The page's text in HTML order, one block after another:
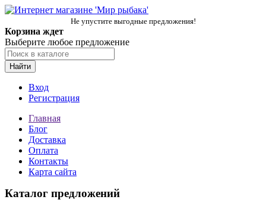
Не упустите выгодные предложения!
Корзина ждет
Выберите любое предложение
Найти
Вход
Регистрация
Главная
Блог
Доставка
Оплата
Контакты
Карта сайта
Каталог предложений